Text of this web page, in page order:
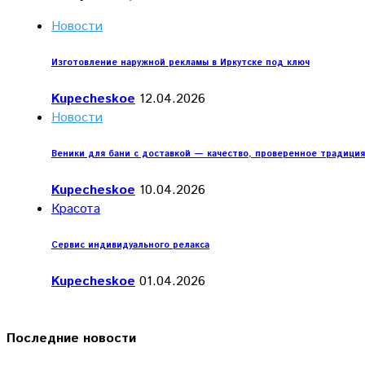
Новости
Изготовление наружной рекламы в Иркутске под ключ
Kupecheskoe 12.04.2026
Новости
Веники для бани с доставкой — качество, проверенное
Kupecheskoe 10.04.2026
Красота
Сервис индивидуального релакса
Kupecheskoe 01.04.2026
Последние новости